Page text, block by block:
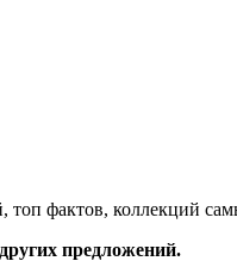
фактов, коллекций
предложений.